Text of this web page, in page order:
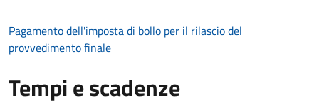
Pagamento dell'imposta di bollo per il rilascio del
provvedimento finale
Tempi e scadenze